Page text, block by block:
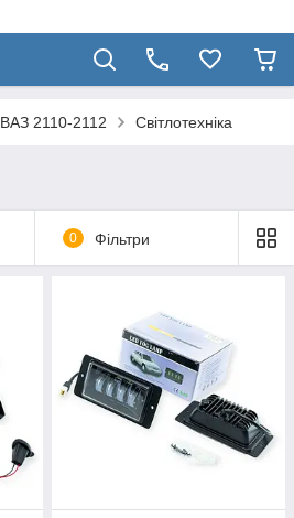
ВАЗ 2110-2112 Світлотехніка
0 Фільтри